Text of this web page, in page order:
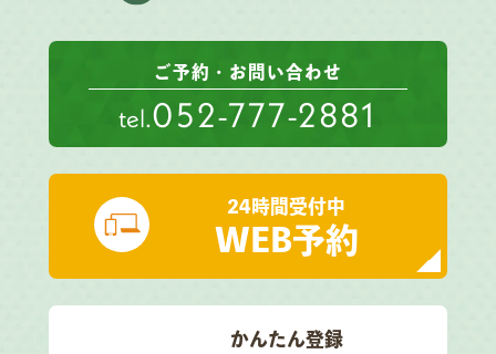
ご予約・お問い合わせ
tel.052-777-2881
24時間受付中
WEB予約
かんたん登録